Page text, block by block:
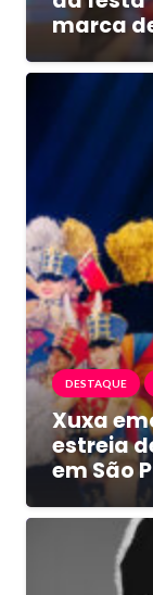
marca
DESTAQUE
Xuxa
estreia
em São